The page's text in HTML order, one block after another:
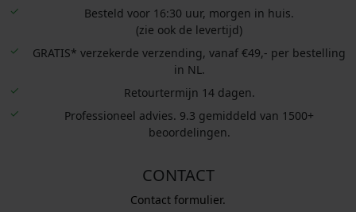
Besteld voor 16:30 uur, morgen in huis.
(zie ook de levertijd)
GRATIS* verzekerde verzending, vanaf €49,- per bestelling
in NL.
Retourtermijn 14 dagen.
Professioneel advies. 9.3 gemiddeld van 1500+
beoordelingen.
CONTACT
Contact formulier.